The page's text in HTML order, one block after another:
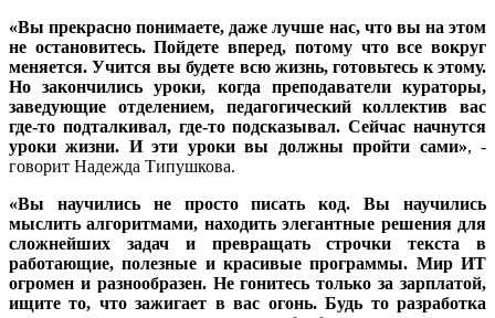
«Вы прекрасно понимаете, даже лучше нас, что вы на этом
не остановитесь. Пойдете вперед, потому что все вокруг
меняется. Учится вы будете всю жизнь, готовьтесь к этому.
Но закончились уроки, когда преподаватели кураторы,
заведующие отделением, педагогический коллектив вас
где-то подталкивал, где-то подсказывал. Сейчас начнутся
уроки жизни. И эти уроки вы должны пройти сами», -
говорит Надежда Типушкова.
«Вы научились не просто писать код. Вы научились
мыслить алгоритмами, находить элегантные решения для
сложнейших задач и превращать строчки текста в
работающие, полезные и красивые программы. Мир ИТ
огромен и разнообразен. Не гонитесь только за зарплатой,
ищите то, что зажигает в вас огонь. Будь то разработка